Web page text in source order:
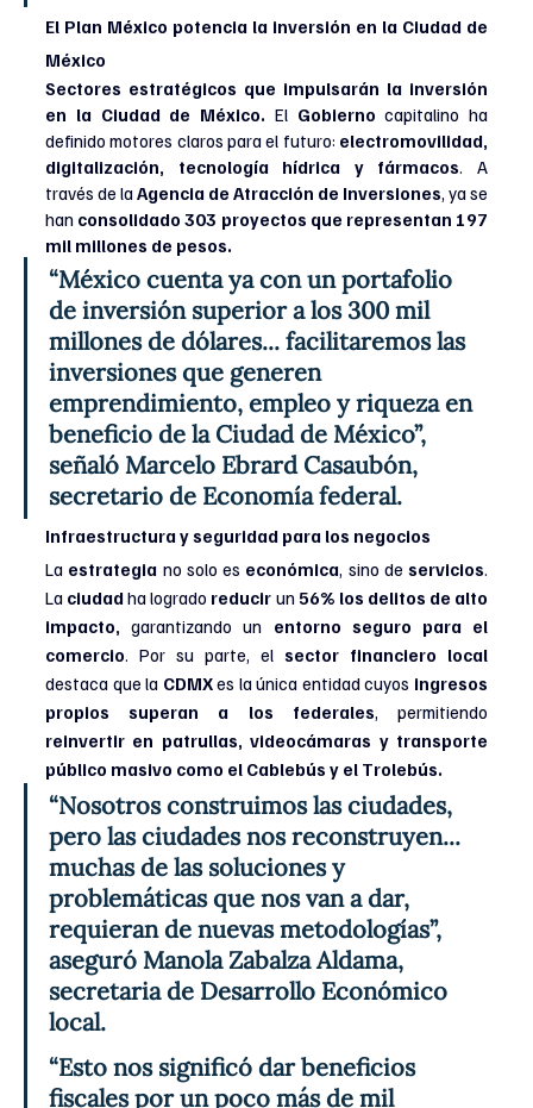
El Plan México potencia la inversión en la Ciudad de
México
Sectores estratégicos que impulsarán la inversión
en la Ciudad de México. El Gobierno capitalino ha
definido motores claros para el futuro: electromovilidad,
digitalización, tecnología hídrica y fármacos . A
través de la Agencia de Atracción de Inversiones , ya se
han consolidado 303 proyectos que representan 197
mil millones de pesos.
“México cuenta ya con un portafolio
de inversión superior a los 300 mil
millones de dólares... facilitaremos las
inversiones que generen
emprendimiento, empleo y riqueza en
beneficio de la Ciudad de México”,
señaló Marcelo Ebrard Casaubón,
secretario de Economía federal.
Infraestructura y seguridad para los negocios
La estrategia no solo es económica , sino de servicios
La ciudad ha logrado reducir un 56% los delitos de alto
impacto, garantizando un entorno seguro para el
comercio . Por su parte, el sector financiero local
destaca que la CDMX es la única entidad cuyos ingresos
propios superan a los federales
reinvertir en patrullas, videocámaras y transporte
público masivo como el Cablebús y el Trolebús.
“Nosotros construimos las ciudades,
pero las ciudades nos reconstruyen...
muchas de las soluciones y
problemáticas que nos van a dar,
requieran de nuevas metodologías”,
aseguró Manola Zabalza Aldama,
secretaria de Desarrollo Económico
local.
“Esto nos significó dar beneficios
fiscales por un poco más de mil